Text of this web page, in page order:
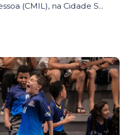
(CMIL), na Cidade S...